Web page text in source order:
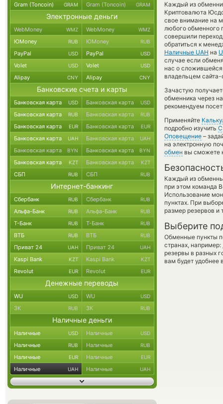
Каждый из
Криптовалюта
свое внимание на
любого обменного
совершили
обратиться к
Наличные UAH на
случае если
нас о
владельцем
Зачастую
обменника через
рекомендуем
Применяйте
подробно изучить
Оповещение –
на электронную
обмен вы сможете
Каждый из
при этом команда
Использование
пунктах. При
размер резервов и
Выберите
Обменные пункты
странах, например:
резервы в разных
вам будет удобнее
Gram (Toncoin) GRAM Gram (Toncoin) GRAM
Электронные деньги
WebMoney WMZ WebMoney WMZ
ЮMoney RUB ЮMoney RUB
PayPal USD PayPal USD
Volet USD Volet USD
Alipay CNY Alipay CNY
Банковские счета и карты
Банковская карта USD Банковская карта USD
Банковская карта RUB Банковская карта RUB
Банковская карта EUR Банковская карта EUR
Банковская карта UAH Банковская карта UAH
Банковская карта BYN Банковская карта BYN
Банковская карта KZT Банковская карта KZT
СБП RUB СБП RUB
Интернет-банкинг
Сбербанк RUB Сбербанк RUB
Альфа-Банк RUB Альфа-Банк RUB
Т-Банк RUB Т-Банк RUB
ВТБ RUB ВТБ RUB
Приват 24 UAH Приват 24 UAH
Kaspi Bank KZT Kaspi Bank KZT
Revolut EUR Revolut EUR
Денежные переводы
WU USD WU USD
ЗК RUB ЗК RUB
Наличные деньги
Наличные USD Наличные USD
Наличные RUB Наличные RUB
Наличные EUR Наличные EUR
Наличные UAH Наличные UAH